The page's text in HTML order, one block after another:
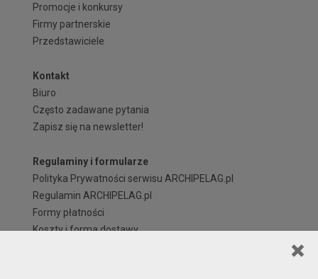
Promocje i konkursy
Firmy partnerskie
Przedstawiciele
Kontakt
Biuro
Często zadawane pytania
Zapisz się na newsletter!
Regulaminy i formularze
Polityka Prywatności serwisu ARCHIPELAG.pl
Regulamin ARCHIPELAG.pl
Formy płatności
Koszty i forma dostawy